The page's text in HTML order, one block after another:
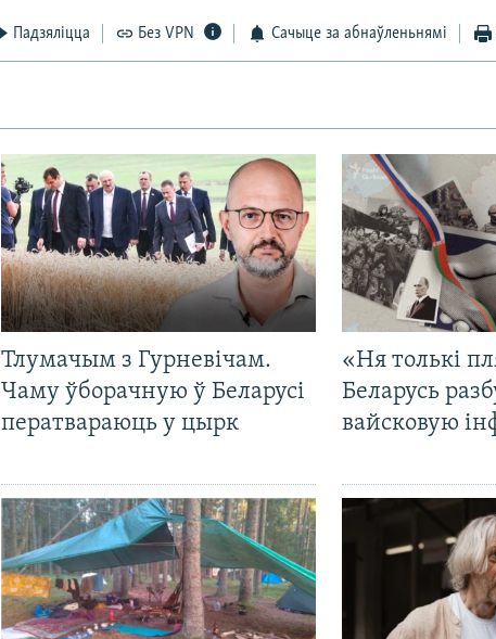
Падзяліцца Без VPN Сачыце за абнаўленьнямі
Тлумачым з Гурневічам.
Чаму ўборачную ў Беларусі
ператвараюць у цырк
«Ня толькі
Беларусь
вайсковую